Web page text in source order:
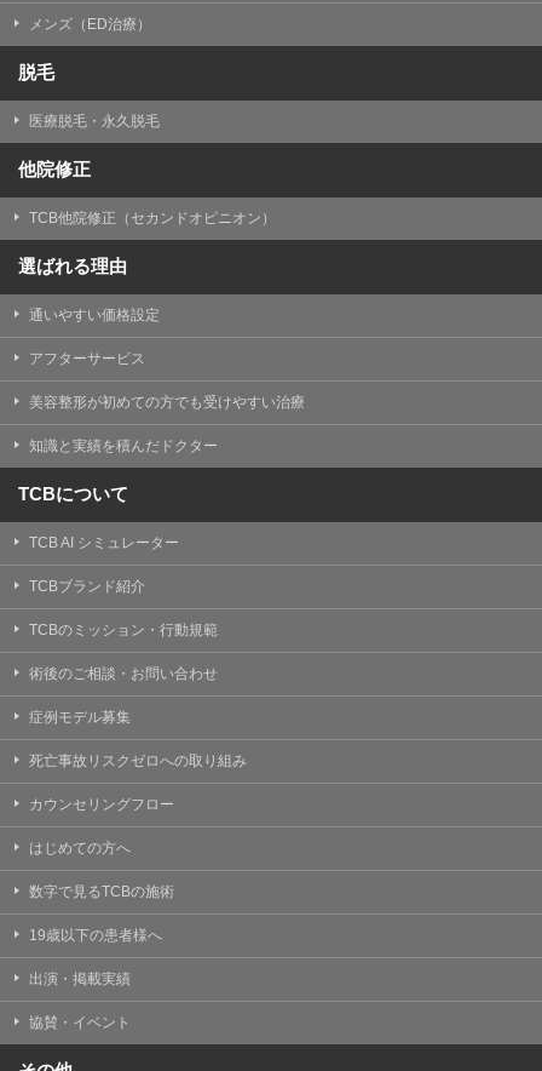
メンズ（ED治療）
脱毛
医療脱毛・永久脱毛
他院修正
TCB他院修正（セカンドオピニオン）
選ばれる理由
通いやすい価格設定
アフターサービス
美容整形が初めての方でも受けやすい治療
知識と実績を積んだドクター
TCBについて
TCB AI シミュレーター
TCBブランド紹介
TCBのミッション・行動規範
術後のご相談・お問い合わせ
症例モデル募集
死亡事故リスクゼロへの取り組み
カウンセリングフロー
はじめての方へ
数字で見るTCBの施術
19歳以下の患者様へ
出演・掲載実績
協賛・イベント